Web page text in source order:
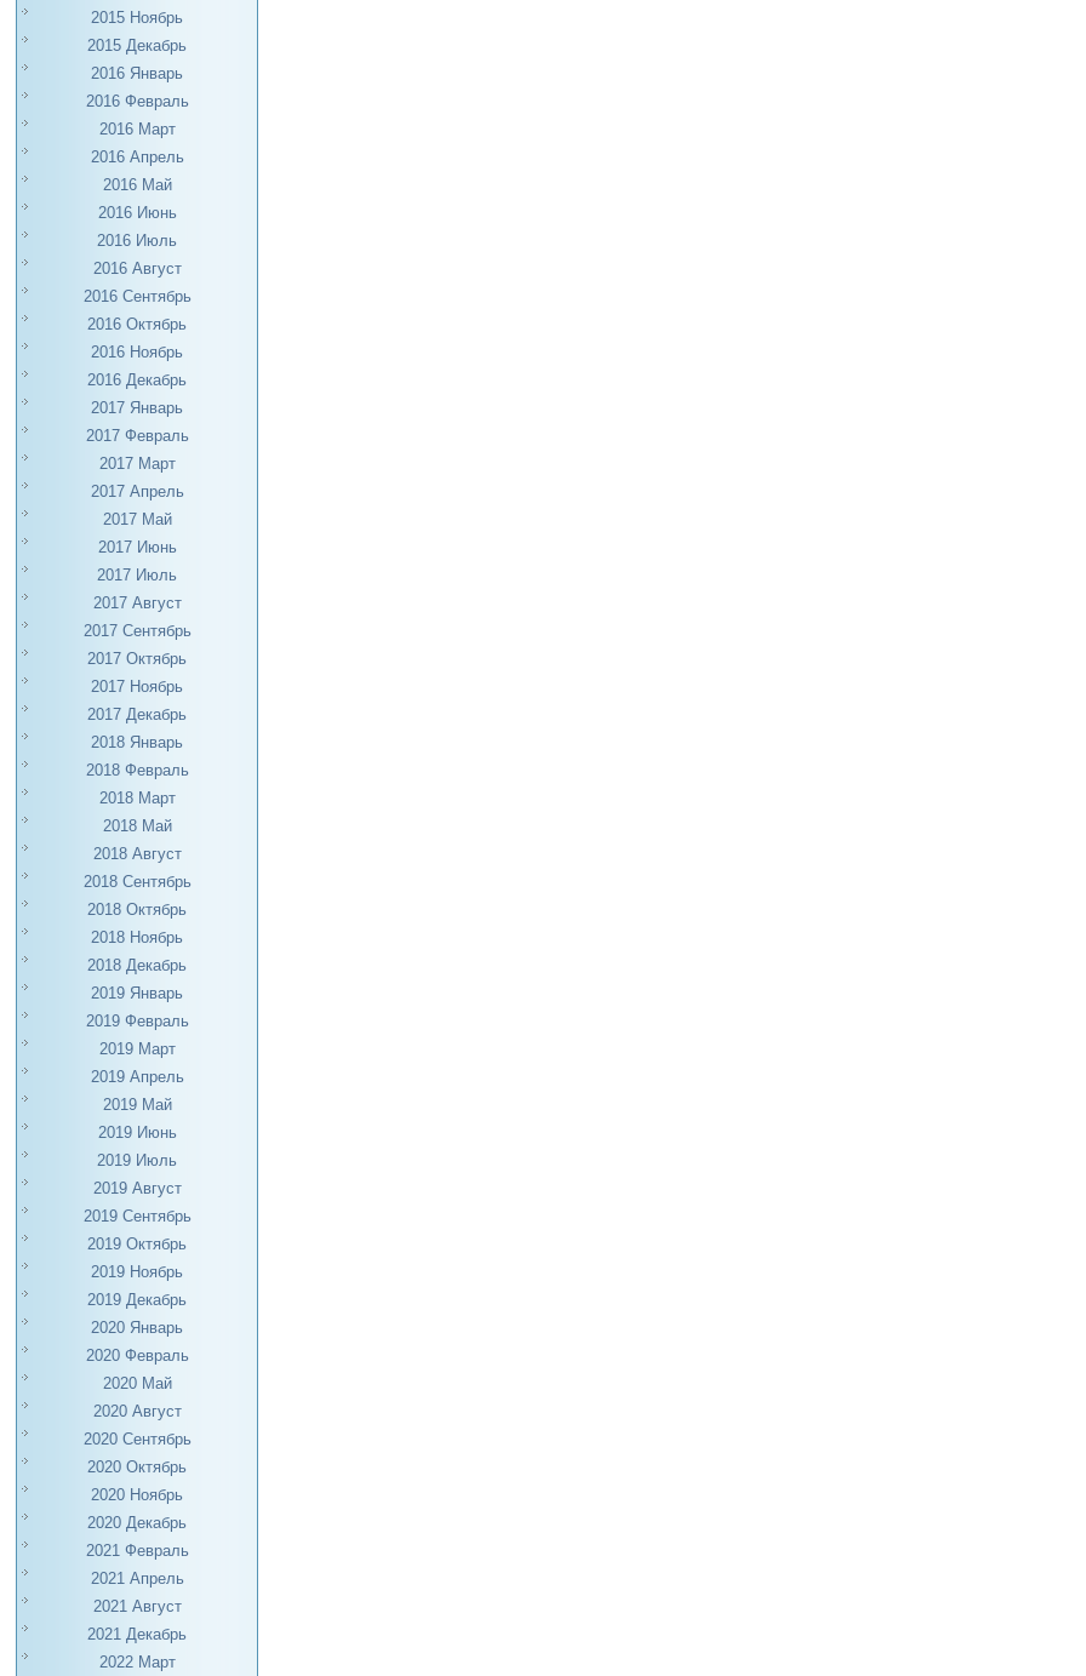
2015 Ноябрь
2015 Декабрь
2016 Январь
2016 Февраль
2016 Март
2016 Апрель
2016 Май
2016 Июнь
2016 Июль
2016 Август
2016 Сентябрь
2016 Октябрь
2016 Ноябрь
2016 Декабрь
2017 Январь
2017 Февраль
2017 Март
2017 Апрель
2017 Май
2017 Июнь
2017 Июль
2017 Август
2017 Сентябрь
2017 Октябрь
2017 Ноябрь
2017 Декабрь
2018 Январь
2018 Февраль
2018 Март
2018 Май
2018 Август
2018 Сентябрь
2018 Октябрь
2018 Ноябрь
2018 Декабрь
2019 Январь
2019 Февраль
2019 Март
2019 Апрель
2019 Май
2019 Июнь
2019 Июль
2019 Август
2019 Сентябрь
2019 Октябрь
2019 Ноябрь
2019 Декабрь
2020 Январь
2020 Февраль
2020 Май
2020 Август
2020 Сентябрь
2020 Октябрь
2020 Ноябрь
2020 Декабрь
2021 Февраль
2021 Апрель
2021 Август
2021 Декабрь
2022 Март